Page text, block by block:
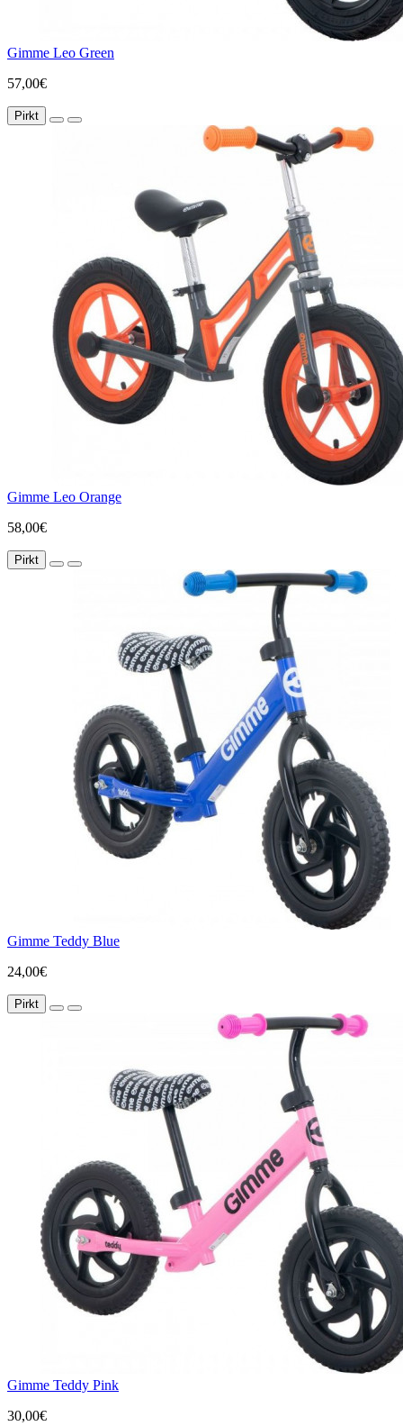
Gimme Leo Green
57,00€
Pirkt
Gimme Leo Orange
58,00€
Pirkt
Gimme Teddy Blue
24,00€
Pirkt
Gimme Teddy Pink
30,00€